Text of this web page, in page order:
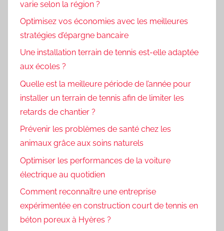
varie selon la région ?
Optimisez vos économies avec les meilleures
stratégies d’épargne bancaire
Une installation terrain de tennis est-elle adaptée
aux écoles ?
Quelle est la meilleure période de l’année pour
installer un terrain de tennis afin de limiter les
retards de chantier ?
Prévenir les problèmes de santé chez les
animaux grâce aux soins naturels
Optimiser les performances de la voiture
électrique au quotidien
Comment reconnaître une entreprise
expérimentée en construction court de tennis en
béton poreux à Hyères ?